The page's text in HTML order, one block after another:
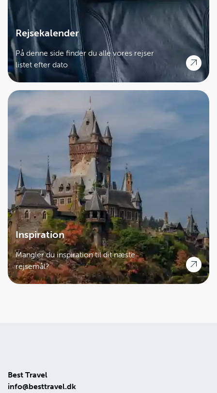
Rejsekalender
På denne side finder du alle vores rejser
listet efter dato
Inspiration
Mangler du inspiration til dit næste
rejsemål?
Best Travel
info@besttravel.dk